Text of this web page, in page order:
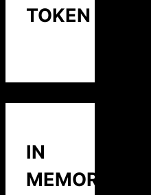
TOKEN
IN
MEMORY